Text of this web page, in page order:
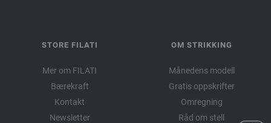
STORE FILATI
Mer om FILATI
Bærekraft
Kontakt
Newsletter
OM STRIKKING
Månedens modell
Gratis oppskrifter
Omregning
Råd om stell